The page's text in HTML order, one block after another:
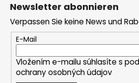
t
e
Newsletter abonnieren
Verpassen Sie keine News und
E-Mail
Vložením e-mailu súhlasíte s
ochrany osobných údajov